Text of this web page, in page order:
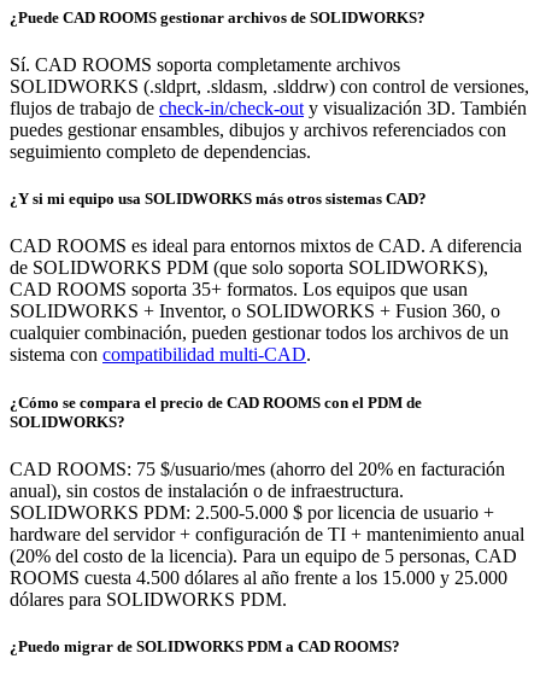
¿Puede CAD ROOMS gestionar archivos de SOLIDWORKS?
Sí. CAD ROOMS soporta completamente archivos
SOLIDWORKS (.sldprt, .sldasm, .slddrw) con control de versiones,
flujos de trabajo de check-in/check-out y visualización 3D. También
puedes gestionar ensambles, dibujos y archivos referenciados con
seguimiento completo de dependencias.
¿Y si mi equipo usa SOLIDWORKS más otros sistemas CAD?
CAD ROOMS es ideal para entornos mixtos de CAD. A diferencia
de SOLIDWORKS PDM (que solo soporta SOLIDWORKS),
CAD ROOMS soporta 35+ formatos. Los equipos que usan
SOLIDWORKS + Inventor, o SOLIDWORKS + Fusion 360, o
cualquier combinación, pueden gestionar todos los archivos de un
sistema con compatibilidad multi-CAD.
¿Cómo se compara el precio de CAD ROOMS con el PDM de
SOLIDWORKS?
CAD ROOMS: 75 $/usuario/mes (ahorro del 20% en facturación
anual), sin costos de instalación o de infraestructura.
SOLIDWORKS PDM: 2.500-5.000 $ por licencia de usuario +
hardware del servidor + configuración de TI + mantenimiento anual
(20% del costo de la licencia). Para un equipo de 5 personas, CAD
ROOMS cuesta 4.500 dólares al año frente a los 15.000 y 25.000
dólares para SOLIDWORKS PDM.
¿Puedo migrar de SOLIDWORKS PDM a CAD ROOMS?